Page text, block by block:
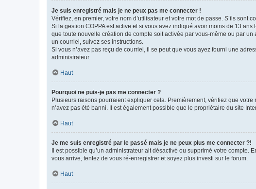
Je suis enregistré mais je ne peux pas me connecter !
Vérifiez, en premier, votre nom d’utilisateur et votre mot de passe. S’ils sont
Si la gestion COPPA est active et si vous avez indiqué avoir moins de 13
que toute nouvelle création de compte soit activée par vous-même ou par
un courriel, suivez ses instructions.
Si vous n’avez pas reçu de courriel, il se peut que vous ayez fourni une
administrateur.
Haut
Pourquoi ne puis-je pas me connecter ?
Plusieurs raisons pourraient expliquer cela. Premièrement, vérifiez que
n’avez pas été banni. Il est également possible que le propriétaire du site
Haut
Je me suis enregistré par le passé mais je ne peux plus me connecter ?!
Il est possible qu’un administrateur ait désactivé ou supprimé votre
vous arrive, tentez de vous ré-enregistrer et soyez plus investi sur le forum.
Haut